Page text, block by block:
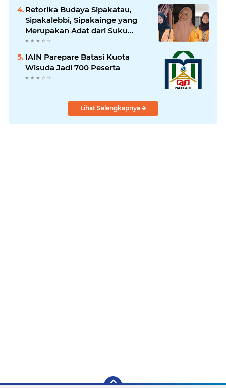
Retorika Budaya Sipakatau,
Sipakalebbi, Sipakainge yang
Merupakan Adat dari Suku
Bugis
IAIN Parepare Batasi Kuota
Wisuda Jadi 700 Peserta
Lihat Selengkapnya